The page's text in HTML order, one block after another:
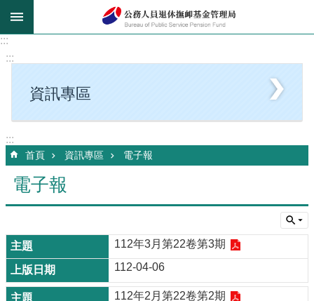
跳到主要內容區塊
:::
:::
資訊專區
:::
首頁 資訊專區 電子報
電子報
112年3月第22卷第3期
112-04-06
112年2月第22卷第2期